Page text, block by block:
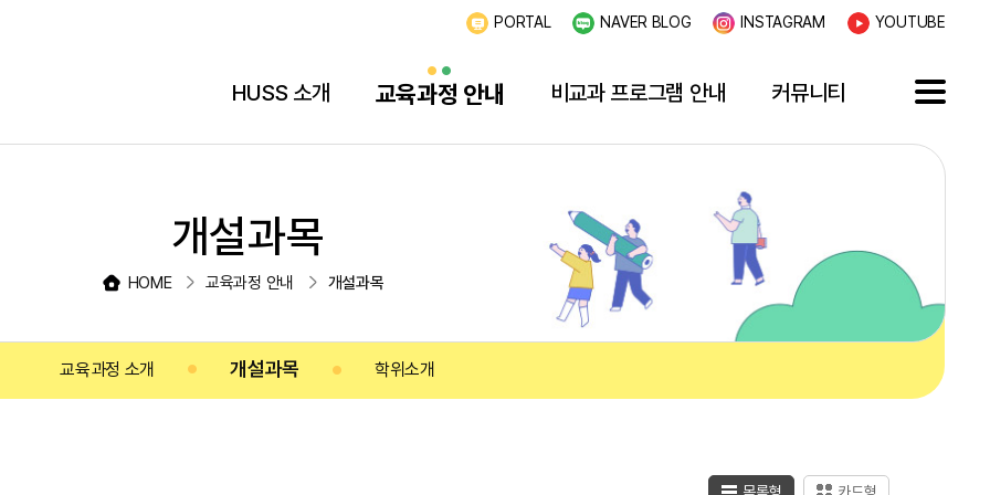
PORTAL NAVER BLOG INSTAGRAM YOUTUBE
HUSS 소개 교육과정 안내 비교과 프로그램 안내 커뮤니티
교육과정 소개 개설과목 학위소개
개설과목
HOME 교육과정 안내 개설과목